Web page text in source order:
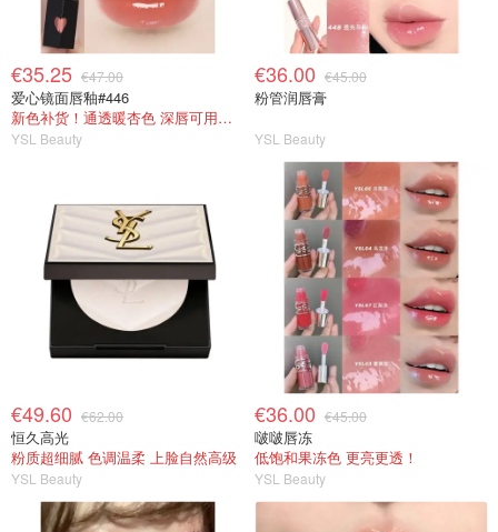
€35.25 €47.00
爱心镜面唇釉#446
新色补货！通透暖杏色 深唇可用的奶茶色！
YSL Beauty
€36.00 €45.00
粉管润唇膏
YSL Beauty
€49.60 €62.00
恒久高光
粉质超细腻 色调温柔 上脸自然高级
YSL Beauty
€36.00 €45.00
啵啵唇冻
低饱和果冻色 更亮更透！
YSL Beauty